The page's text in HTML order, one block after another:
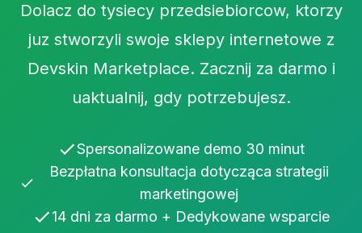
Dolacz do tysiecy przedsiebiorcow, ktorzy
juz stworzyli swoje sklepy internetowe z
Devskin Marketplace. Zacznij za darmo i
uaktualnij, gdy potrzebujesz.
Spersonalizowane demo 30 minut
Bezpłatna konsultacja dotycząca strategii
marketingowej
14 dni za darmo + Dedykowane wsparcie